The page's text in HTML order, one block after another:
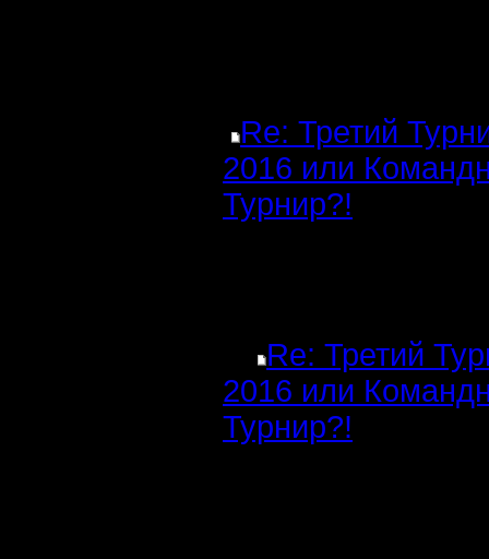
Re: Третий
2016 или
Турнир?!
Re: Третий
2016 или
Турнир?!